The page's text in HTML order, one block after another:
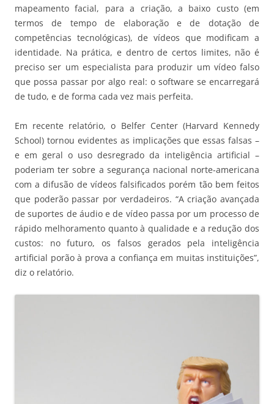
mapeamento facial, para a criação, a baixo custo (em
termos de tempo de elaboração e de dotação de
competências tecnológicas), de vídeos que modificam a
identidade. Na prática, e dentro de certos limites, não é
preciso ser um especialista para produzir um vídeo falso
que possa passar por algo real: o software se encarregará
de tudo, e de forma cada vez mais perfeita.
Em recente relatório, o Belfer Center (Harvard Kennedy
School) tornou evidentes as implicações que essas falsas –
e em geral o uso desregrado da inteligência artificial –
poderiam ter sobre a segurança nacional norte-americana
com a difusão de vídeos falsificados porém tão bem feitos
que poderão passar por verdadeiros. “A criação avançada
de suportes de áudio e de vídeo passa por um processo de
rápido melhoramento quanto à qualidade e a redução dos
custos: no futuro, os falsos gerados pela inteligência
artificial porão à prova a confiança em muitas instituições”,
diz o relatório.